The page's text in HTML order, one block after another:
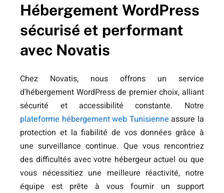
Hébergement WordPress
sécurisé et performant
avec Novatis
Chez Novatis, nous offrons un service
d'hébergement WordPress de premier choix, alliant
sécurité et accessibilité constante. Notre
plateforme hébergement web Tunisienne assure la
protection et la fiabilité de vos données grâce à
une surveillance continue. Que vous rencontriez
des difficultés avec votre hébergeur actuel ou que
vous nécessitiez une meilleure réactivité, notre
équipe est prête à vous fournir un support